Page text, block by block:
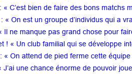
« C’est bien de faire des bons matchs
« On est un groupe d’individus qui a
Il ne manque pas grand chose pour
! « Un club familial qui se développe
« On attend de pied ferme cette équipe
J’ai une chance énorme de pouvoir